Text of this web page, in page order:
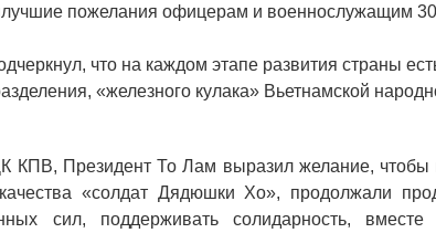
пожелания офицерам и военнослужащим
что на каждом этапе развития страны
«железного кулака» Вьетнамской
КПВ, Президент То Лам выразил желание, чтобы
«солдат Дядюшки Хо», продолжали
сил, поддерживать солидарность, вместе